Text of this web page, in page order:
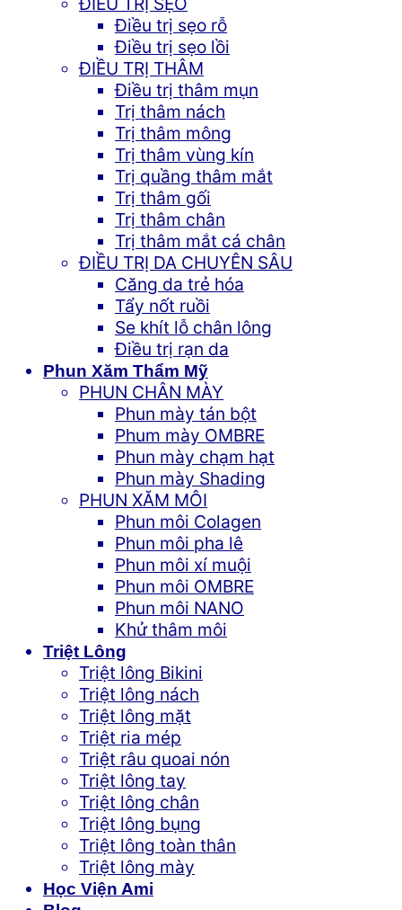
Điều trị sẹo rỗ
Điều trị sẹo lồi
ĐIỀU TRỊ THÂM
Điều trị thâm mụn
Trị thâm nách
Trị thâm mông
Trị thâm vùng kín
Trị quầng thâm mắt
Trị thâm gối
Trị thâm chân
Trị thâm mắt cá chân
ĐIỀU TRỊ DA CHUYÊN SÂU
Căng da trẻ hóa
Tẩy nốt ruồi
Se khít lỗ chân lông
Điều trị rạn da
Phun Xăm Thẩm Mỹ
PHUN CHÂN MÀY
Phun mày tán bột
Phum mày OMBRE
Phun mày chạm hạt
Phun mày Shading
PHUN XĂM MÔI
Phun môi Colagen
Phun môi pha lê
Phun môi xí muội
Phun môi OMBRE
Phun môi NANO
Khử thâm môi
Triệt Lông
Triệt lông Bikini
Triệt lông nách
Triệt lông mặt
Triệt ria mép
Triệt râu quoai nón
Triệt lông tay
Triệt lông chân
Triệt lông bụng
Triệt lông toàn thân
Triệt lông mày
Học Viện Ami